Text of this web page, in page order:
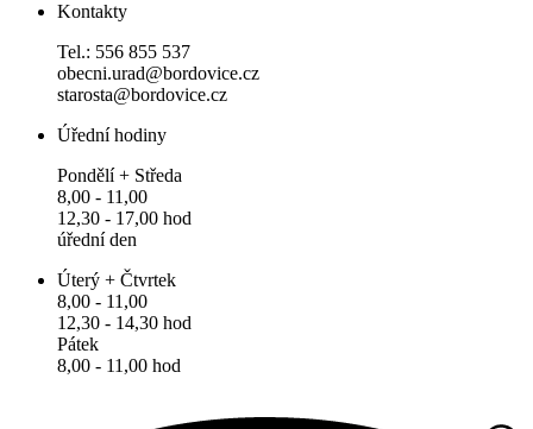
Kontakty
Tel.: 556 855 537
obecni.urad@bordovice.cz
starosta@bordovice.cz
Úřední hodiny
Pondělí + Středa
8,00 - 11,00
12,30 - 17,00 hod
úřední den
Úterý + Čtvrtek
8,00 - 11,00
12,30 - 14,30 hod
Pátek
8,00 - 11,00 hod